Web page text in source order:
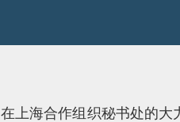
在上海合作组织秘书处的